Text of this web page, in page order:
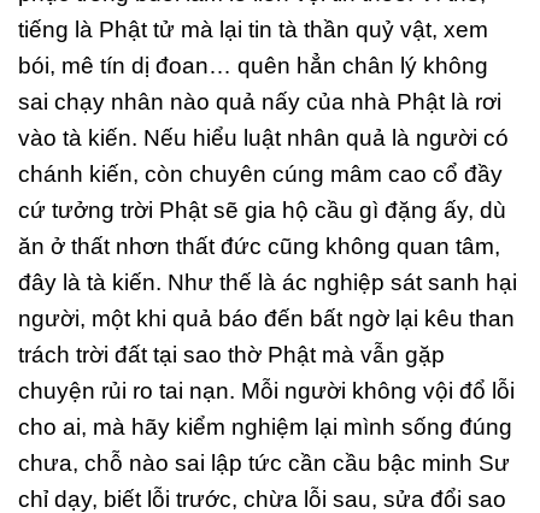
tiếng là Phật tử mà lại tin tà thần quỷ vật, xem
bói, mê tín dị đoan… quên hẳn chân lý không
sai chạy nhân nào quả nấy của nhà Phật là rơi
vào tà kiến. Nếu hiểu luật nhân quả là người có
chánh kiến, còn chuyên cúng mâm cao cổ đầy
cứ tưởng trời Phật sẽ gia hộ cầu gì đặng ấy, dù
ăn ở thất nhơn thất đức cũng không quan tâm,
đây là tà kiến. Như thế là ác nghiệp sát sanh hại
người, một khi quả báo đến bất ngờ lại kêu than
trách trời đất tại sao thờ Phật mà vẫn gặp
chuyện rủi ro tai nạn. Mỗi người không vội đổ lỗi
cho ai, mà hãy kiểm nghiệm lại mình sống đúng
chưa, chỗ nào sai lập tức cần cầu bậc minh Sư
chỉ dạy, biết lỗi trước, chừa lỗi sau, sửa đổi sao